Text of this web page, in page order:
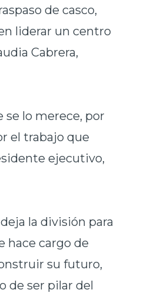
de casco,
liderar un centro
Cabrera,
se lo merece, por
el trabajo que
ejecutivo,
la división para
hace cargo de
su futuro,
de ser pilar del